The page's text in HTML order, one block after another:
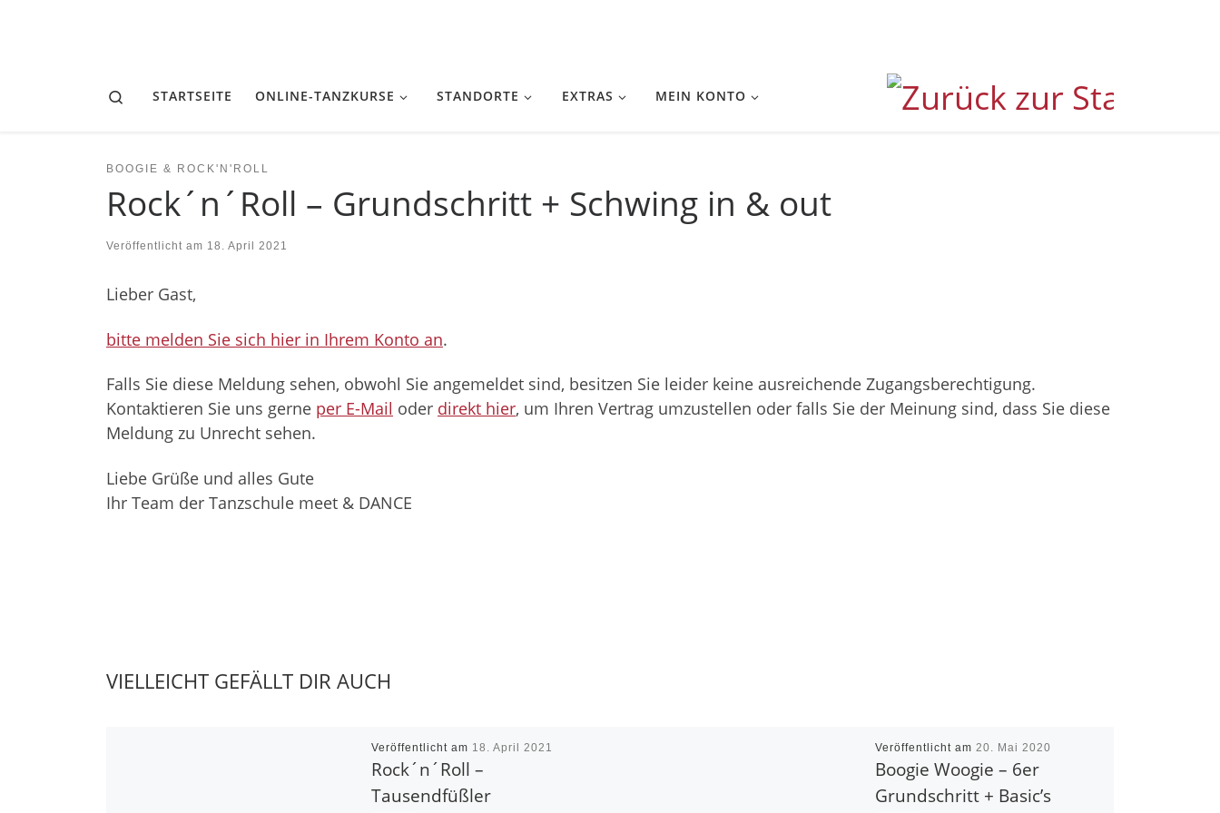
STARTSEITE ONLINE-TANZKURSE STANDORTE EXTRAS MEIN KONTO
Search
BOOGIE & ROCK'N'ROLL
Rock´n´Roll – Grundschritt + Schwing in & out
Veröffentlicht am 18. April 2021
Lieber Gast,
bitte melden Sie sich hier in Ihrem Konto an.
Falls Sie diese Meldung sehen, obwohl Sie angemeldet sind, besitzen Sie leider keine ausreichende Zugangsberechtigung.
Kontaktieren Sie uns gerne per E-Mail oder direkt hier, um Ihren Vertrag umzustellen oder falls Sie der Meinung sind, dass Sie diese
Meldung zu Unrecht sehen.
Liebe Grüße und alles Gute
Ihr Team der Tanzschule meet & DANCE
VIELLEICHT GEFÄLLT DIR AUCH
Veröffentlicht am 18. April 2021
Rock´n´Roll –
Tausendfüßler
Veröffentlicht am 20. Mai 2020
Boogie Woogie – 6er
Grundschritt + Basic’s